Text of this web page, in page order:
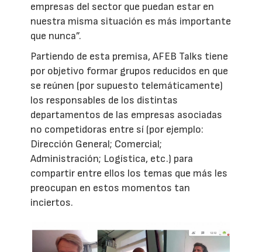
empresas del sector que puedan estar en
nuestra misma situación es más importante
que nunca”.
Partiendo de esta premisa, AFEB Talks tiene
por objetivo formar grupos reducidos en que
se reúnen (por supuesto telemáticamente)
los responsables de los distintas
departamentos de las empresas asociadas
no competidoras entre sí (por ejemplo:
Dirección General; Comercial;
Administración; Logística, etc.) para
compartir entre ellos los temas que más les
preocupan en estos momentos tan
inciertos.